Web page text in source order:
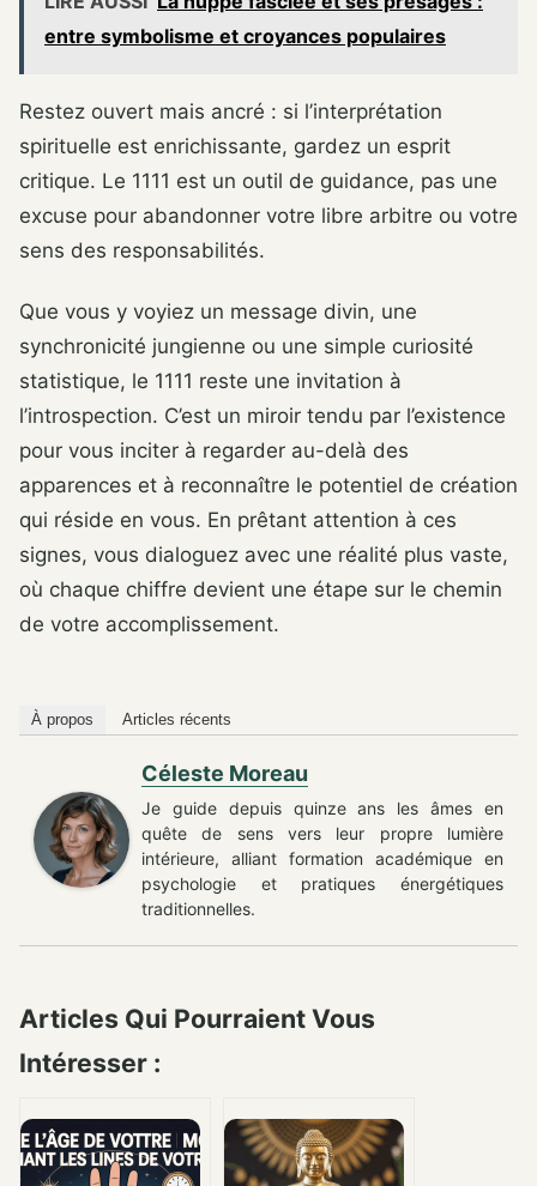
entre symbolisme et croyances populaires
Restez ouvert mais ancré : si l’interprétation
spirituelle est enrichissante, gardez un esprit
critique. Le 1111 est un outil de guidance, pas une
excuse pour abandonner votre libre arbitre ou votre
sens des responsabilités.
Que vous y voyiez un message divin, une
synchronicité jungienne ou une simple curiosité
statistique, le 1111 reste une invitation à
l’introspection. C’est un miroir tendu par l’existence
pour vous inciter à regarder au-delà des
apparences et à reconnaître le potentiel de création
qui réside en vous. En prêtant attention à ces
signes, vous dialoguez avec une réalité plus vaste,
où chaque chiffre devient une étape sur le chemin
de votre accomplissement.
À propos Articles récents
Céleste Moreau
Je guide depuis quinze ans les âmes en
quête de sens vers leur propre lumière
intérieure, alliant formation académique en
psychologie et pratiques énergétiques
traditionnelles.
Articles Qui Pourraient Vous
Intéresser :